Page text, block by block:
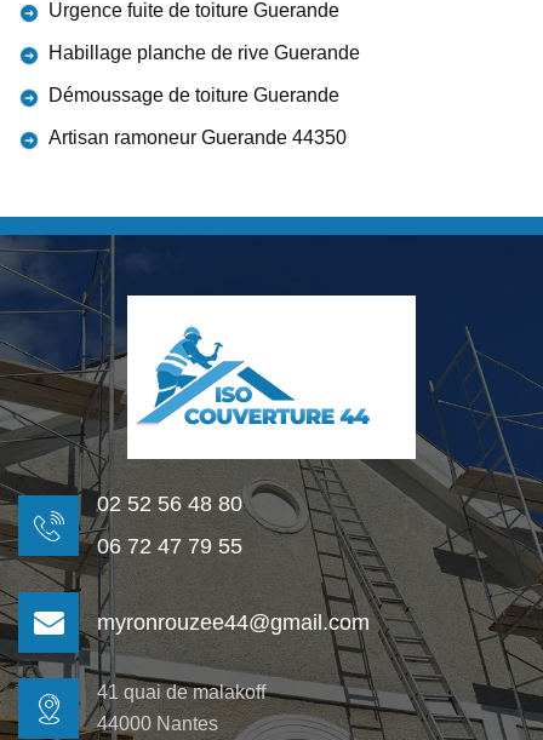
Urgence fuite de toiture Guerande
Habillage planche de rive Guerande
Démoussage de toiture Guerande
Artisan ramoneur Guerande 44350
02 52 56 48 80
06 72 47 79 55
myronrouzee44@gmail.com
41 quai de malakoff
44000 Nantes